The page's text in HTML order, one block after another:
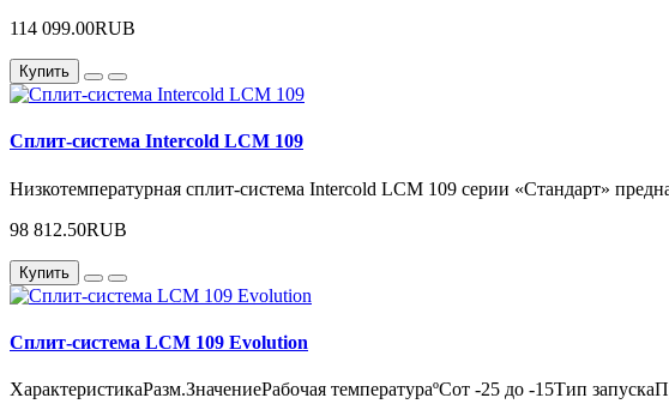
114 099.00RUB
Купить
Сплит-система Intercold LCM 109
Низкотемпературная сплит-система Intercold LCM 109 серии «Стандарт»
98 812.50RUB
Купить
Сплит-система LCM 109 Evolution
ХарактеристикаРазм.ЗначениеРабочая температураºСот -25 до -15Тип